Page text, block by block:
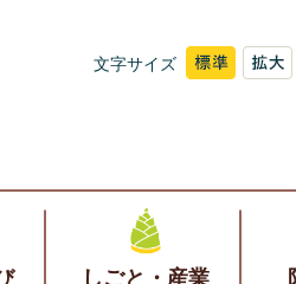
文字サイズ
しごと・産業